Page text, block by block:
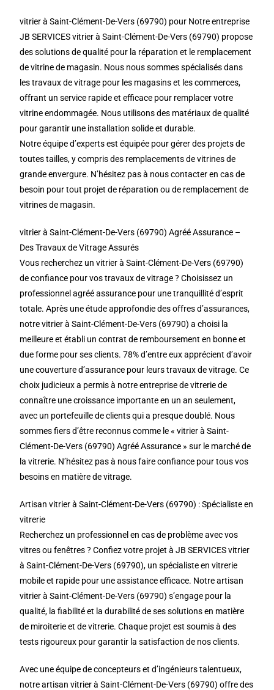
vitrier à Saint-Clément-De-Vers (69790) pour Notre entreprise
JB SERVICES vitrier à Saint-Clément-De-Vers (69790) propose
des solutions de qualité pour la réparation et le remplacement
de vitrine de magasin. Nous nous sommes spécialisés dans
les travaux de vitrage pour les magasins et les commerces,
offrant un service rapide et efficace pour remplacer votre
vitrine endommagée. Nous utilisons des matériaux de qualité
pour garantir une installation solide et durable.
Notre équipe d’experts est équipée pour gérer des projets de
toutes tailles, y compris des remplacements de vitrines de
grande envergure. N’hésitez pas à nous contacter en cas de
besoin pour tout projet de réparation ou de remplacement de
vitrines de magasin.
vitrier à Saint-Clément-De-Vers (69790) Agréé Assurance –
Des Travaux de Vitrage Assurés
Vous recherchez un vitrier à Saint-Clément-De-Vers (69790)
de confiance pour vos travaux de vitrage ? Choisissez un
professionnel agréé assurance pour une tranquillité d’esprit
totale. Après une étude approfondie des offres d’assurances,
notre vitrier à Saint-Clément-De-Vers (69790) a choisi la
meilleure et établi un contrat de remboursement en bonne et
due forme pour ses clients. 78% d’entre eux apprécient d’avoir
une couverture d’assurance pour leurs travaux de vitrage. Ce
choix judicieux a permis à notre entreprise de vitrerie de
connaître une croissance importante en un an seulement,
avec un portefeuille de clients qui a presque doublé. Nous
sommes fiers d’être reconnus comme le « vitrier à Saint-
Clément-De-Vers (69790) Agréé Assurance » sur le marché de
la vitrerie. N’hésitez pas à nous faire confiance pour tous vos
besoins en matière de vitrage.
Artisan vitrier à Saint-Clément-De-Vers (69790) : Spécialiste en
vitrerie
Recherchez un professionnel en cas de problème avec vos
vitres ou fenêtres ? Confiez votre projet à JB SERVICES vitrier
à Saint-Clément-De-Vers (69790), un spécialiste en vitrerie
mobile et rapide pour une assistance efficace. Notre artisan
vitrier à Saint-Clément-De-Vers (69790) s’engage pour la
qualité, la fiabilité et la durabilité de ses solutions en matière
de miroiterie et de vitrerie. Chaque projet est soumis à des
tests rigoureux pour garantir la satisfaction de nos clients.
Avec une équipe de concepteurs et d’ingénieurs talentueux,
notre artisan vitrier à Saint-Clément-De-Vers (69790) offre des